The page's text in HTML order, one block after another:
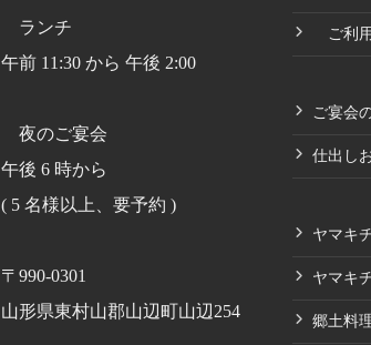
ランチ
午前 11:30 から 午後 2:00
夜のご宴会
午後 6 時から
( 5 名様以上、要予約 )
〒990-0301
山形県東村山郡山辺町山辺254
ご利
ご宴会
仕出し
ヤマキ
ヤマキ
郷土料